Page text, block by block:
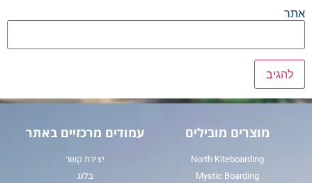
אתר
מוצרים מובילים
North Kiteboarding
Mystic Boarding
עמודים מרכזיים באתר
יצירת קשר
בלוג